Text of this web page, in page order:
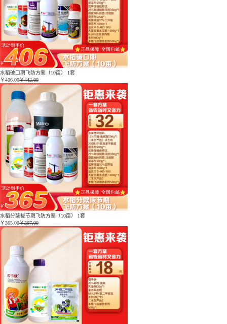
水稻破口期飞防方案（10亩） 1套
￥406.00￥442.00
水稻分蘖拔节期飞防方案（10亩） 1套
￥365.00￥397.00